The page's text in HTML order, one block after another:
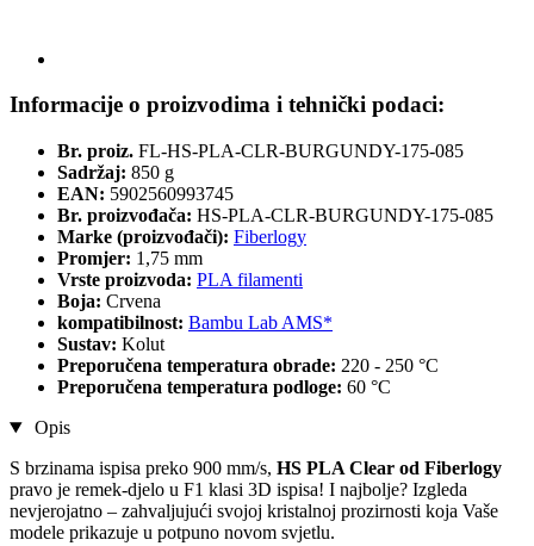
Informacije o proizvodima i tehnički podaci:
Br. proiz. FL-HS-PLA-CLR-BURGUNDY-175-085
Sadržaj: 850 g
EAN: 5902560993745
Br. proizvođača: HS-PLA-CLR-BURGUNDY-175-085
Marke (proizvođači): Fiberlogy
Promjer: 1,75 mm
Vrste proizvoda: PLA filamenti
Boja: Crvena
kompatibilnost: Bambu Lab AMS*
Sustav: Kolut
Preporučena temperatura obrade: 220 - 250 °C
Preporučena temperatura podloge: 60 °C
Opis
S brzinama ispisa preko 900 mm/s, HS PLA Clear od Fiberlogy
pravo je remek-djelo u F1 klasi 3D ispisa! I najbolje? Izgleda
nevjerojatno – zahvaljujući svojoj kristalnoj prozirnosti koja Vaše
modele prikazuje u potpuno novom svjetlu.